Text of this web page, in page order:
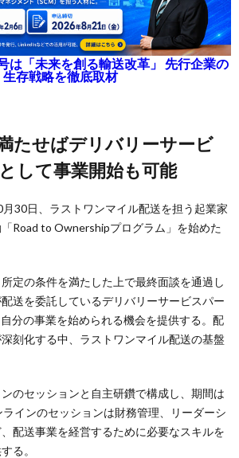
は「未来を創る輸送改革」 先行企業の
生存戦略を徹底取材
して事業開始も可能
30日、ラストワンマイル配送を担う起業家
Road to Ownershipプログラム」を始めた
定の条件を満たした上で最終面談を通過し
送を委託しているデリバリーサービスパー
分の事業を始められる機会を提供する。配
刻化する中、ラストワンマイル配送の基盤
のセッションと自主研鑽で構成し、期間は
インのセッションは財務管理、リーダーシ
配送事業を経営するために必要なスキルを
る。